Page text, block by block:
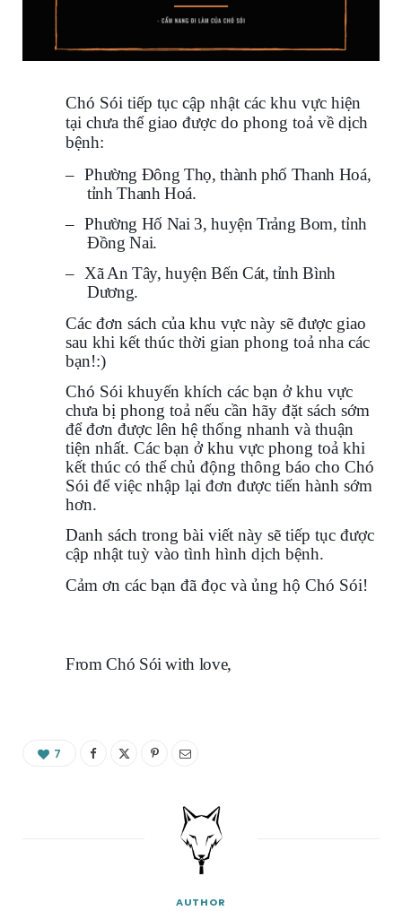
Chó Sói tiếp tục cập nhật các khu vực hiện
tại chưa thể giao được do phong toả về dịch
bệnh:
– Phường Đông Thọ, thành phố Thanh Hoá,
tỉnh Thanh Hoá.
– Phường Hố Nai 3, huyện Trảng Bom, tỉnh
Đồng Nai.
– Xã An Tây, huyện Bến Cát, tỉnh Bình
Dương.
Các đơn sách của khu vực này sẽ được giao
sau khi kết thúc thời gian phong toả nha các
bạn!:)
Chó Sói khuyến khích các bạn ở khu vực
chưa bị phong toả nếu cần hãy đặt sách sớm
để đơn được lên hệ thống nhanh và thuận
tiện nhất. Các bạn ở khu vực phong toả khi
kết thúc có thể chủ động thông báo cho Chó
Sói để việc nhập lại đơn được tiến hành sớm
hơn.
Danh sách trong bài viết này sẽ tiếp tục được
cập nhật tuỳ vào tình hình dịch bệnh.
Cảm ơn các bạn đã đọc và ủng hộ Chó Sói!
From Chó Sói with love,
7
AUTHOR